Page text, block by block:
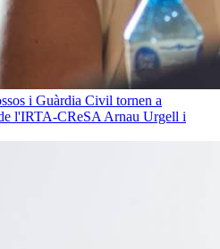
i Guàrdia Civil tornen a
l'IRTA-CReSA Arnau Urgell i